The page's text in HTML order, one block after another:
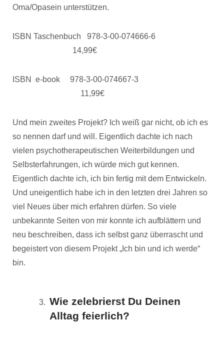
Oma/Opasein unterstützen.
ISBN Taschenbuch 978-3-00-074666-6
14,99€
ISBN e-book 978-3-00-074667-3
11,99€
Und mein zweites Projekt? Ich weiß gar nicht, ob ich es
so nennen darf und will. Eigentlich dachte ich nach
vielen psychotherapeutischen Weiterbildungen und
Selbsterfahrungen, ich würde mich gut kennen.
Eigentlich dachte ich, ich bin fertig mit dem Entwickeln.
Und uneigentlich habe ich in den letzten drei Jahren so
viel Neues über mich erfahren dürfen. So viele
unbekannte Seiten von mir konnte ich aufblättern und
neu beschreiben, dass ich selbst ganz überrascht und
begeistert von diesem Projekt „Ich bin und ich werde“
bin.
Wie zelebrierst Du Deinen
Alltag feierlich?